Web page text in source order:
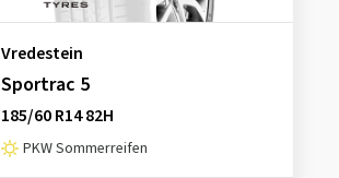
Vredestein
Sportrac 5
185/60 R14 82H
PKW Sommerreifen